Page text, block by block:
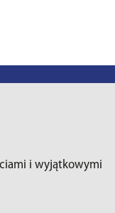
i wyjątkowymi